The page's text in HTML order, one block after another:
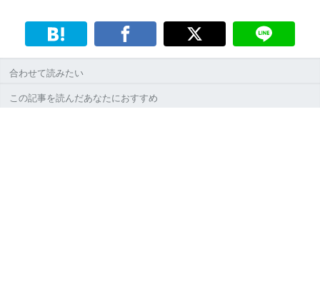
合わせて読みたい
この記事を読んだあなたにおすすめ